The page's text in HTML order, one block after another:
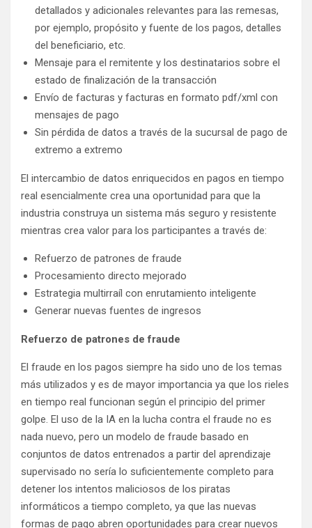
detallados y adicionales relevantes para las remesas,
por ejemplo, propósito y fuente de los pagos, detalles
del beneficiario, etc.
Mensaje para el remitente y los destinatarios sobre el
estado de finalización de la transacción
Envío de facturas y facturas en formato pdf/xml con
mensajes de pago
Sin pérdida de datos a través de la sucursal de pago de
extremo a extremo
El intercambio de datos enriquecidos en pagos en tiempo
real esencialmente crea una oportunidad para que la
industria construya un sistema más seguro y resistente
mientras crea valor para los participantes a través de:
Refuerzo de patrones de fraude
Procesamiento directo mejorado
Estrategia multirraíl con enrutamiento inteligente
Generar nuevas fuentes de ingresos
Refuerzo de patrones de fraude
El fraude en los pagos siempre ha sido uno de los temas
más utilizados y es de mayor importancia ya que los rieles
en tiempo real funcionan según el principio del primer
golpe. El uso de la IA en la lucha contra el fraude no es
nada nuevo, pero un modelo de fraude basado en
conjuntos de datos entrenados a partir del aprendizaje
supervisado no sería lo suficientemente completo para
detener los intentos maliciosos de los piratas
informáticos a tiempo completo, ya que las nuevas
formas de pago abren oportunidades para crear nuevos